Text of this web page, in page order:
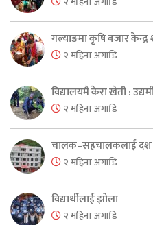
गल्याङमा कृषि बजार केन्द्र
२ महिना अगाडि
विद्यालयमै केरा खेती : उद्यमी
२ महिना अगाडि
चालक–सहचालकलाई दश
२ महिना अगाडि
विद्यार्थीलाई झोला
२ महिना अगाडि